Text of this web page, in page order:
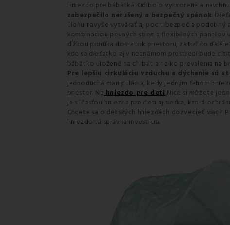
Hniezdo pre bábätká Kid bolo vytvorené a
zabezpečilo nerušený a bezpečný spánok.
úlohu navyše vytvárať aj pocit bezpečia podobný
kombináciou pevných stien a flexibilných
dĺžkou ponúka dostatok priestoru, zatiaľ čo
kde sa dieťatko aj v neznámom prostredí bude
bábätko uložené na chrbát a riziko prevalenia na
Pre lepšiu cirkuláciu vzduchu a dýchanie sú
jednoduchá manipulácia, kedy jedným ťahom
priestor. Nahniezdo pre detiNice si môžete
je súčasťou hniezda pre deti aj sieťka, ktorá
Chcete sa o detských hniezdách dozvedieť viac?
hniezdo tá správna investícia.